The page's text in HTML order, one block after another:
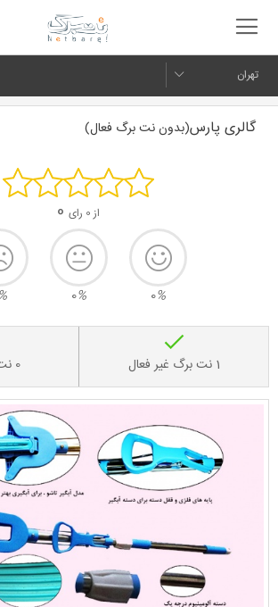
تهران
گالری پارس(بدون نت برگ فعال)
از 0 رای 0
0%
0%
%
1 نت برگ غیر فعال 0 نت برگ فعال